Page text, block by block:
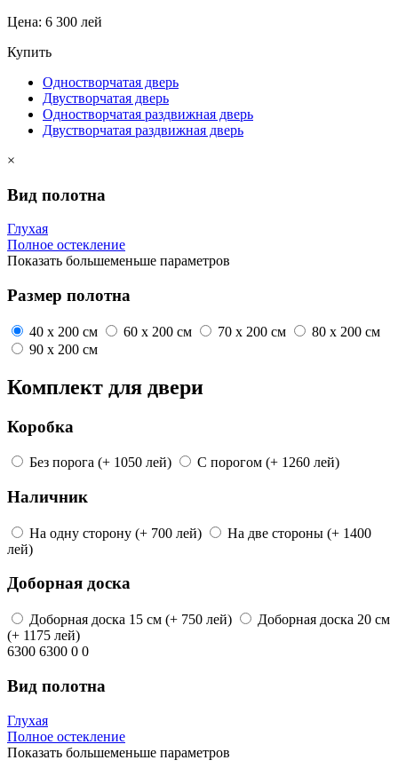
Цена: 6 300 лей
Купить
Одностворчатая дверь
Двустворчатая дверь
Одностворчатая раздвижная дверь
Двустворчатая раздвижная дверь
×
Вид полотна
Глухая
Полное остекление
Показать большеменьше параметров
Размер полотна
40 x 200 см 60 x 200 см 70 x 200 см
80 x 200 см
90 x 200 см
Комплект для двери
Коробка
Без порога (+ 1050 лей) С порогом (+ 1260 лей)
Наличник
На одну сторону (+ 700 лей) На две стороны (+ 1400
лей)
Доборная доска
Доборная доска 15 см (+ 750 лей) Доборная доска 20 см
(+ 1175 лей)
6300 6300 0 0
Вид полотна
Глухая
Полное остекление
Показать большеменьше параметров